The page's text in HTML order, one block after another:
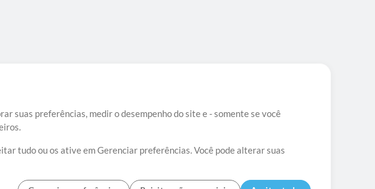
suas preferências, medir o desempenho do site e - somente se você
tudo ou os ative em Gerenciar preferências. Você pode alterar suas